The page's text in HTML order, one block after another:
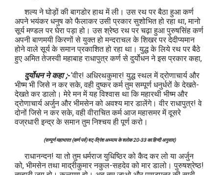
शल्य ने घोड़ों की बागडोर हाथ में ली। उस रथ पर बैठा हुआ कर्ण
अपने भयंकर धनुष को फैलाकर उसी प्रकार सुशोभित हो रहा था, मानो
सूर्य मण्डल पर घेरा पड़ा हो। उस श्रेष्ठ रथ पर चढ़ा हुआ पुरुषसिंह कर्ण
अपनी बाणमयी किरणों से युक्त हो मन्दराचल के शिखर पर देदीप्यमान
होने वाले सूर्य के समान प्रकाशित हो रहा था। युद्ध के लिये रथ पर बैठे
हुए अमित तेजस्वी महाबाह राधापुत्र कर्ण से दुर्योधन ने इस प्रकार कहा,
दुर्योधन ने कहा ;-‘वीर! अधिरथकुमार! युद्ध स्थल में द्रोणाचार्य और
भीष्म भी जिसे न कर सके, वही दुष्कर कर्म तुम सम्पूर्ण धनुर्धरों के देखते-
देखते कर डालो। मेरे मन में यह विश्वास था कि महारथी भीष्म और
द्रोणाचार्य अर्जुन और भीमसेन को अवश्य मार डालेंगे। वीर राधापुत्र! वे
दोनों जिसे न कर सके, वही वीराचित कर्म आज महासमर में दूसरे
वज्रधारी इन्द्र के समान तुम निश्चय ही पूर्ण करो।
(सम्पूर्ण महाभारत (कर्ण पर्व) षट्-त्रिंश अध्याय के श्लोक 20-33 का हिन्दी अनुवाद)
राधानन्दन! या तो तुम धर्मराज युधिष्ठिर को कैद कर लो या अर्जुन
को, भीमसेन तथा माद्रीकुमार नकुल-सहदेव को मार डालो। पुरुषश्रेष्ठ!